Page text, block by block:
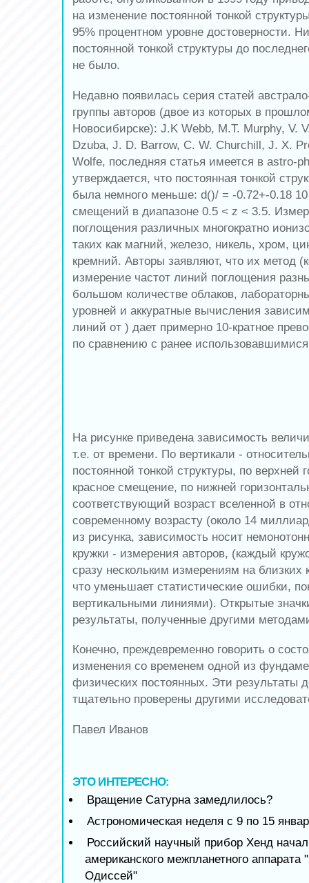
на изменение постоянной тонкой
95% процентном уровне достоверности.
постоянной тонкой структуры до
не было.
Недавно появилась серия статей
группы авторов (двое из которых в
Новосибирске): J.K Webb, M.T. Murphy, V.
Dzuba, J. D. Barrow, C. W. Churchill, J. X.
Wolfe, последняя статья имеется в astro-
утверждается, что постоянная тонкой
была немного меньше: d()/ = -0.72+-0.18
смещений в диапазоне 0.5 < z < 3.5.
поглощения различных многократно
таких как магний, железо, никель, хром,
кремний. Авторы заявляют, что их метод
измерение частот линий поглощения
большом количестве облаков,
уровней и аккуратные вычисления
линий от ) дает примерно 10-кратное
по сравнению с ранее
На рисунке приведена зависимость
т.е. от времени. По вертикали -
постоянной тонкой структуры, по верхней
красное смещение, по нижней
соответствующий возраст вселенной в
современному возрасту (около 14
из рисунка, зависимость носит
кружки - измерения авторов, (каждый
сразу нескольким измерениям на
что уменьшает статистические ошибки,
вертикальными линиями). Открытые
результаты, полученные другими
Конечно, преждевременно говорить о
изменения со временем одной из
физических постоянных. Эти результаты
тщательно проверены другими
Павел Иванов
ЭТО ИНТЕРЕСНО:
Вращение Сатурна замедлилось?
Астрономическая неделя с 9 по 15
Российский научный прибор Хенд
американского межпланетного аппарата
Одиссей"